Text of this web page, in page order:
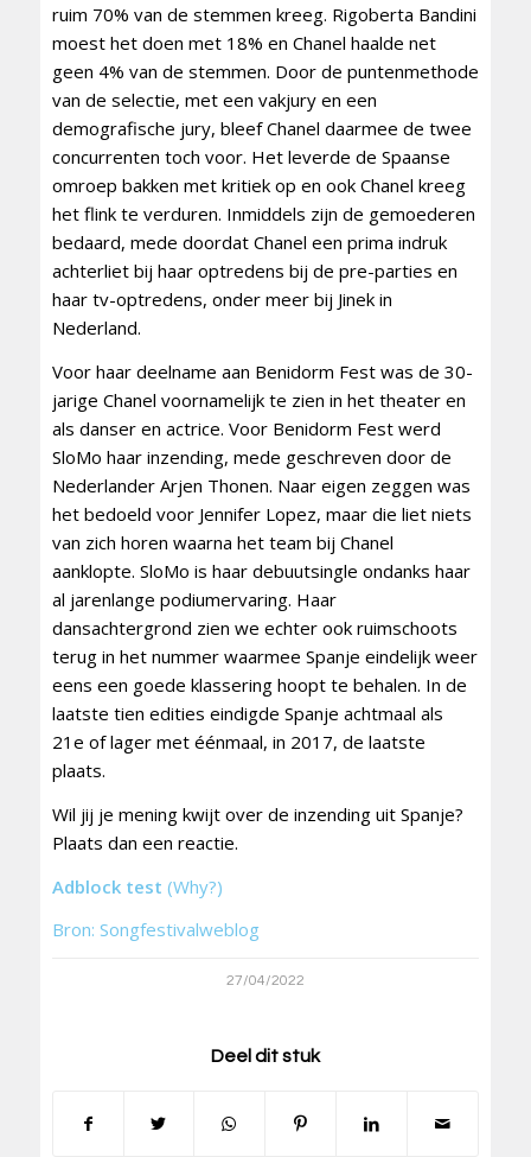
ruim 70% van de stemmen kreeg. Rigoberta Bandini
moest het doen met 18% en Chanel haalde net
geen 4% van de stemmen. Door de puntenmethode
van de selectie, met een vakjury en een
demografische jury, bleef Chanel daarmee de twee
concurrenten toch voor. Het leverde de Spaanse
omroep bakken met kritiek op en ook Chanel kreeg
het flink te verduren. Inmiddels zijn de gemoederen
bedaard, mede doordat Chanel een prima indruk
achterliet bij haar optredens bij de pre-parties en
haar tv-optredens, onder meer bij Jinek in
Nederland.
Voor haar deelname aan Benidorm Fest was de 30-
jarige Chanel voornamelijk te zien in het theater en
als danser en actrice. Voor Benidorm Fest werd
SloMo haar inzending, mede geschreven door de
Nederlander Arjen Thonen. Naar eigen zeggen was
het bedoeld voor Jennifer Lopez, maar die liet niets
van zich horen waarna het team bij Chanel
aanklopte. SloMo is haar debuutsingle ondanks haar
al jarenlange podiumervaring. Haar
dansachtergrond zien we echter ook ruimschoots
terug in het nummer waarmee Spanje eindelijk weer
eens een goede klassering hoopt te behalen. In de
laatste tien edities eindigde Spanje achtmaal als
21e of lager met éénmaal, in 2017, de laatste
plaats.
Wil jij je mening kwijt over de inzending uit Spanje?
Plaats dan een reactie.
Adblock test (Why?)
Bron: Songfestivalweblog
27/04/2022
Deel dit stuk